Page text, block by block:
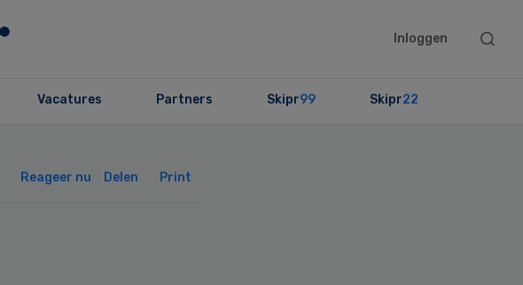
Inloggen
Search
Vacatures Partners Skipr99 Skipr22
Reageer nu Delen Print